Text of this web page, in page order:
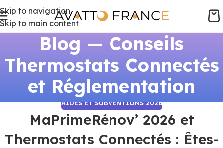
Skip to navigation
Skip to main content
Blog — Conseils
Thermostats Connectés
et Réglementation
AIDES ET SUBVENTIONS 2026
MaPrimeRénov’ 2026 et
Thermostats Connectés : Êtes-